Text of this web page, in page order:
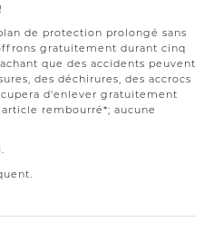
de protection prolongé sans
gratuitement durant cinq
que des accidents peuvent
des déchirures, des accrocs
d'enlever gratuitement
rembourré*; aucune